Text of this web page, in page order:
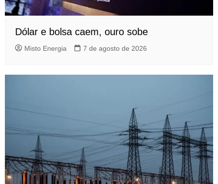
Dólar e bolsa caem, ouro sobe
Misto Energia 7 de agosto de 2026